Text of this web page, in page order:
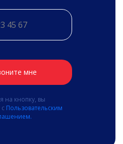
мне
на кнопку, вы
Пользовательским